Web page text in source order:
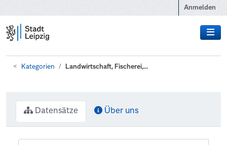
Anmelden
Kategorien Landwirtschaft, Fischerei,...
Datensätze Über uns